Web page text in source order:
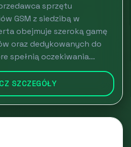
sprzętu
GSM z siedzibą w
obejmuje szeroką gamę
oraz dedykowanych do
spełnią oczekiwania...
SZCZEGÓŁY